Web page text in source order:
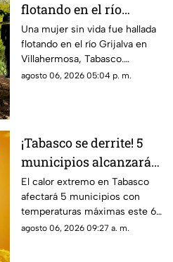
flotando en el río
Grijalva, Villahermosa
Una mujer sin vida fue hallada
flotando en el río Grijalva en
Villahermosa, Tabasco.
Conoce los detalles que se
agosto 06, 2026 05:04 p. m.
¡Tabasco se derrite! 5
municipios alcanzarán
temperaturas extremas
hoy jueves
El calor extremo en Tabasco
afectará 5 municipios con
temperaturas máximas este 6
de agosto de 2026. Conoce la
agosto 06, 2026 09:27 a. m.